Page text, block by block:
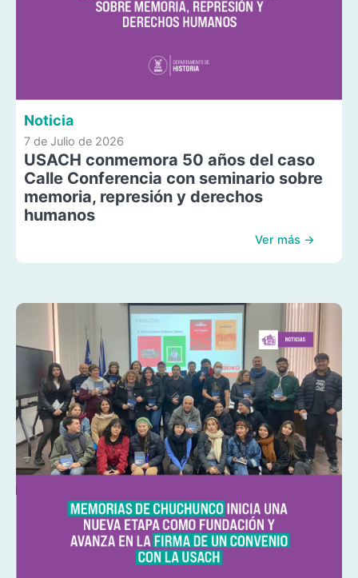
Noticia
7 de Julio de 2026
USACH conmemora 50 años del caso
Calle Conferencia con seminario sobre
memoria, represión y derechos
humanos
Ver más →